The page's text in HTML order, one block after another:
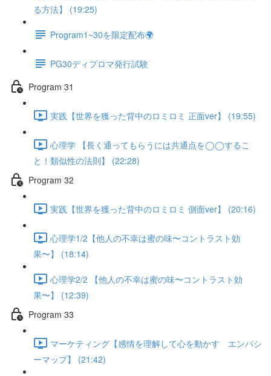
る方法】 (19:25)
Program1~30を限定配布🌍
PG30ディプロマ発行試験
Program 31
実践【世界を獲った背中のロミロミ 正面ver】 (19:55)
心理学 【長く通ってもらうには共通点を◯◯するこ
と！類似性の法則】 (22:28)
Program 32
実践【世界を獲った背中のロミロミ 側面ver】 (20:16)
心理学1/2【他人の不幸は蜜の味〜コントラスト効
果〜】 (18:14)
心理学2/2 【他人の不幸は蜜の味〜コントラスト効
果〜】 (12:39)
Program 33
マーケティング【感情を理解して心を動かす エンパシ
ーマップ】 (21:42)